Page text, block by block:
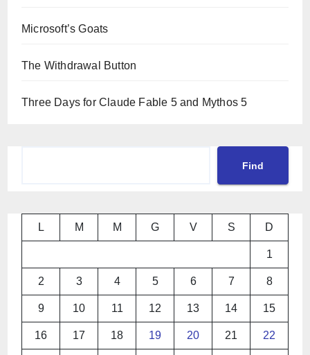
Microsoft’s Goats
The Withdrawal Button
Three Days for Claude Fable 5 and Mythos 5
Find
L M M G V S D
1
2 3 4 5 6 7 8
9 10 11 12 13 14 15
16 17 18 19 20 21 22